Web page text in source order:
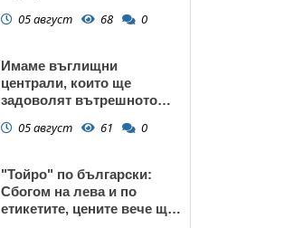
05 август 68 0
Имаме въглищни
централи, които ще
задоволят вътрешното
05 август 61 0
"Тойро" по български:
Сбогом на лева и по
етикетите, цените вече ще